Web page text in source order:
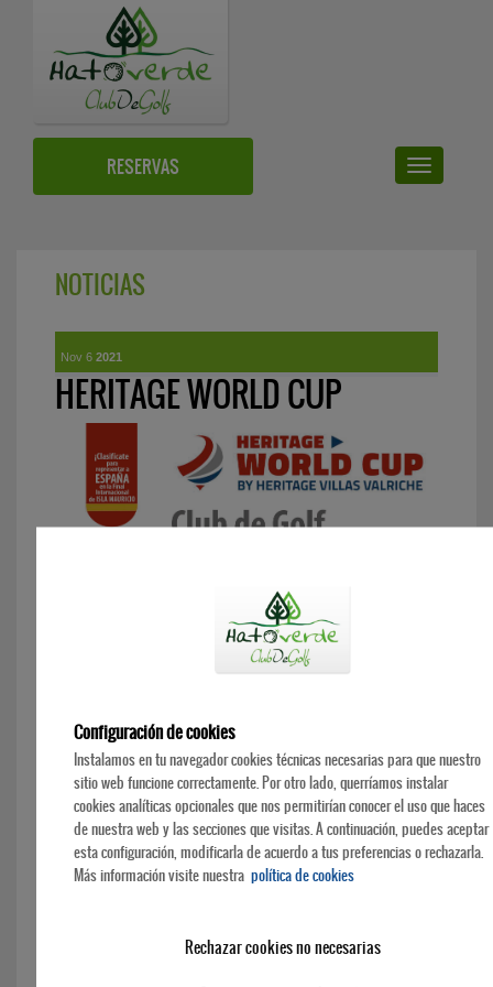
Toggle
navigation
RESERVAS
NOTICIAS
Nov 6 2021
HERITAGE WORLD CUP
Configuración de cookies
Instalamos en tu navegador cookies técnicas necesarias para que nuestro
sitio web funcione correctamente. Por otro lado, querríamos instalar
cookies analíticas opcionales que nos permitirían conocer el uso que haces
de nuestra web y las secciones que visitas. A continuación, puedes aceptar
esta configuración, modificarla de acuerdo a tus preferencias o rechazarla.
Más información visite nuestra política de cookies
Rechazar cookies no necesarias